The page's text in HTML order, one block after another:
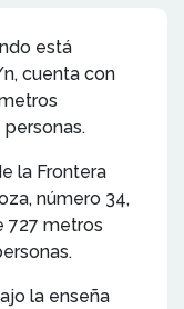
está
cuenta con
la Frontera
número 34,
727 metros
la enseña